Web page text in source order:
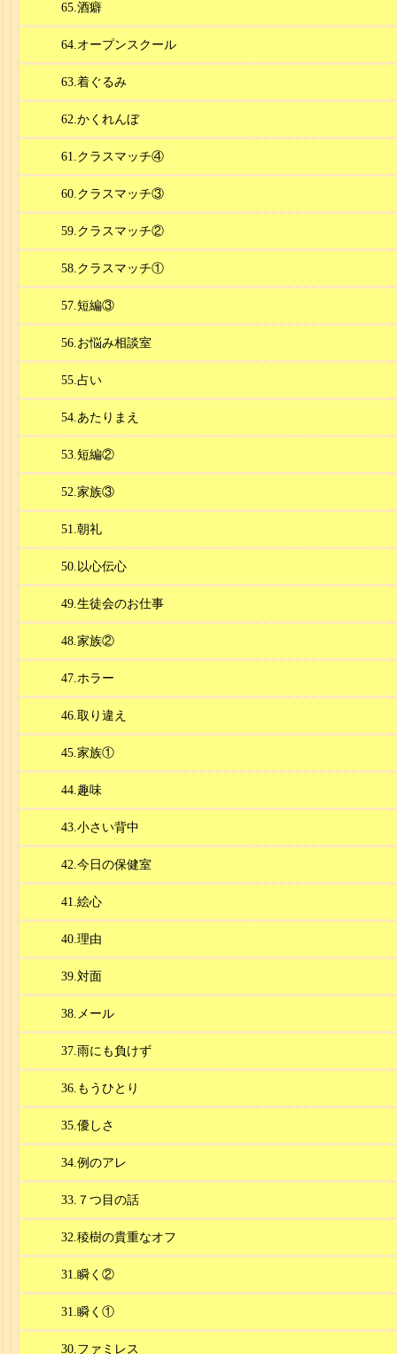
65.酒癖
64.オープンスクール
63.着ぐるみ
62.かくれんぼ
61.クラスマッチ④
60.クラスマッチ③
59.クラスマッチ②
58.クラスマッチ①
57.短編③
56.お悩み相談室
55.占い
54.あたりまえ
53.短編②
52.家族③
51.朝礼
50.以心伝心
49.生徒会のお仕事
48.家族②
47.ホラー
46.取り違え
45.家族①
44.趣味
43.小さい背中
42.今日の保健室
41.絵心
40.理由
39.対面
38.メール
37.雨にも負けず
36.もうひとり
35.優しさ
34.例のアレ
33.７つ目の話
32.稜樹の貴重なオフ
31.瞬く②
31.瞬く①
30.ファミレス